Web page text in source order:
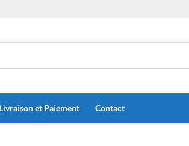
Livraison et Paiement Contact